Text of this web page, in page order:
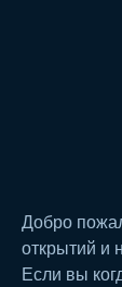
Добро
открытий и
Если вы